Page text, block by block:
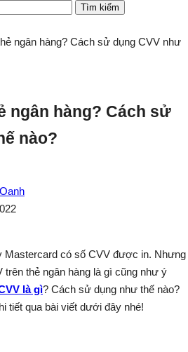
ngân hàng? Cách sử dụng CVV như
ngân hàng? Cách sử
nào?
Mastercard có số CVV được in. Nhưng
trên thẻ ngân hàng là gì cũng như ý
là gì? Cách sử dụng như thế nào?
tiết qua bài viết dưới đây nhé!